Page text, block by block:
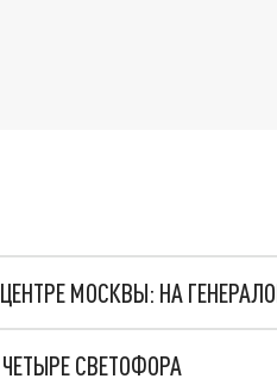
МОСКВЫ: НА
СВЕТОФОРА